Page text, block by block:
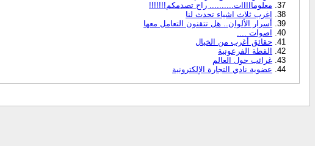
معلومااااات.......... راح تصدمكم!!!!!!!
اغرب ثلاث اشياء تحدث لنا
أسرار الألوان.. هل تتقنون التعامل معها
اصوات ....
حقائق أغرب من الخيال
القطة الفرعونية
غرائب حول العالم
عضوية نادي التجارة الإلكترونية